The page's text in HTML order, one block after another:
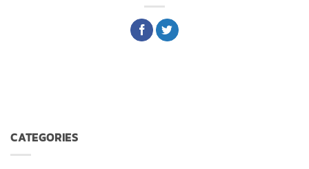
CATEGORIES